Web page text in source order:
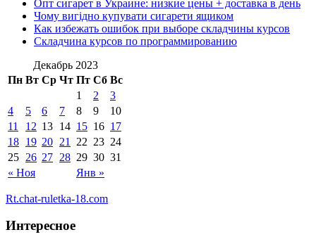
Опт сигарет в Украине: низкие цены + доставка в день
Чому вигідно купувати сигарети ящиком
Как избежать ошибок при выборе складчины курсов
Складчина курсов по программированию
Декабрь 2023
Пн Вт Ср Чт Пт Сб Вс
« Ноя Янв »
1 2
3
4
5 6 7 8 9
10
11
12 13 14 15 16 17
18 19 20 21 22 23 24
25 26 27 28 29 30 31
Rt.chat-ruletka-18.com
Интересное